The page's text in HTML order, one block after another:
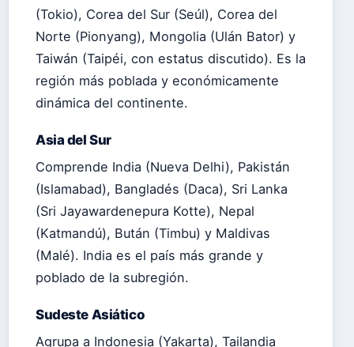
(Tokio), Corea del Sur (Seúl), Corea del
Norte (Pionyang), Mongolia (Ulán Bator) y
Taiwán (Taipéi, con estatus discutido). Es la
región más poblada y económicamente
dinámica del continente.
Asia del Sur
Comprende India (Nueva Delhi), Pakistán
(Islamabad), Bangladés (Daca), Sri Lanka
(Sri Jayawardenepura Kotte), Nepal
(Katmandú), Bután (Timbu) y Maldivas
(Malé). India es el país más grande y
poblado de la subregión.
Sudeste Asiático
Agrupa a Indonesia (Yakarta), Tailandia